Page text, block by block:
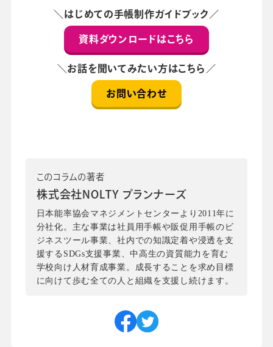
＼はじめての手帳制作ガイドブック／
資料ダウンロードはこちら
＼お話を聞いてみたい方はこちら／
お問い合わせ
このコラムの著者
株式会社NOLTY プランナーズ
日本能率協会マネジメントセンターより2011年に
分社化。主な事業は社員用手帳や販促用手帳のビ
ジネスツール事業、社内での知識定着や浸透を支
援するSDGs支援事業、中高生の資質能力を育む
学校向け人材育成事業。成長することを求め目標
に向けて歩む全ての人と組織を支援し続けます。